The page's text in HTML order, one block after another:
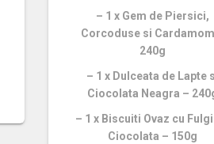
– 1 x Gem de Piersici,
Corcoduse si
240g
– 1 x Dulceata de Lapte
Ciocolata Neagra –
– 1 x Biscuiti Ovaz cu
Ciocolata – 150g